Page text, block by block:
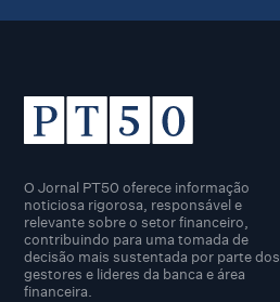
O Jornal PT50 oferece informação
noticiosa rigorosa, responsável e
relevante sobre o setor financeiro,
contribuindo para uma tomada de
decisão mais sustentada por parte dos
gestores e lideres da banca e área
financeira.